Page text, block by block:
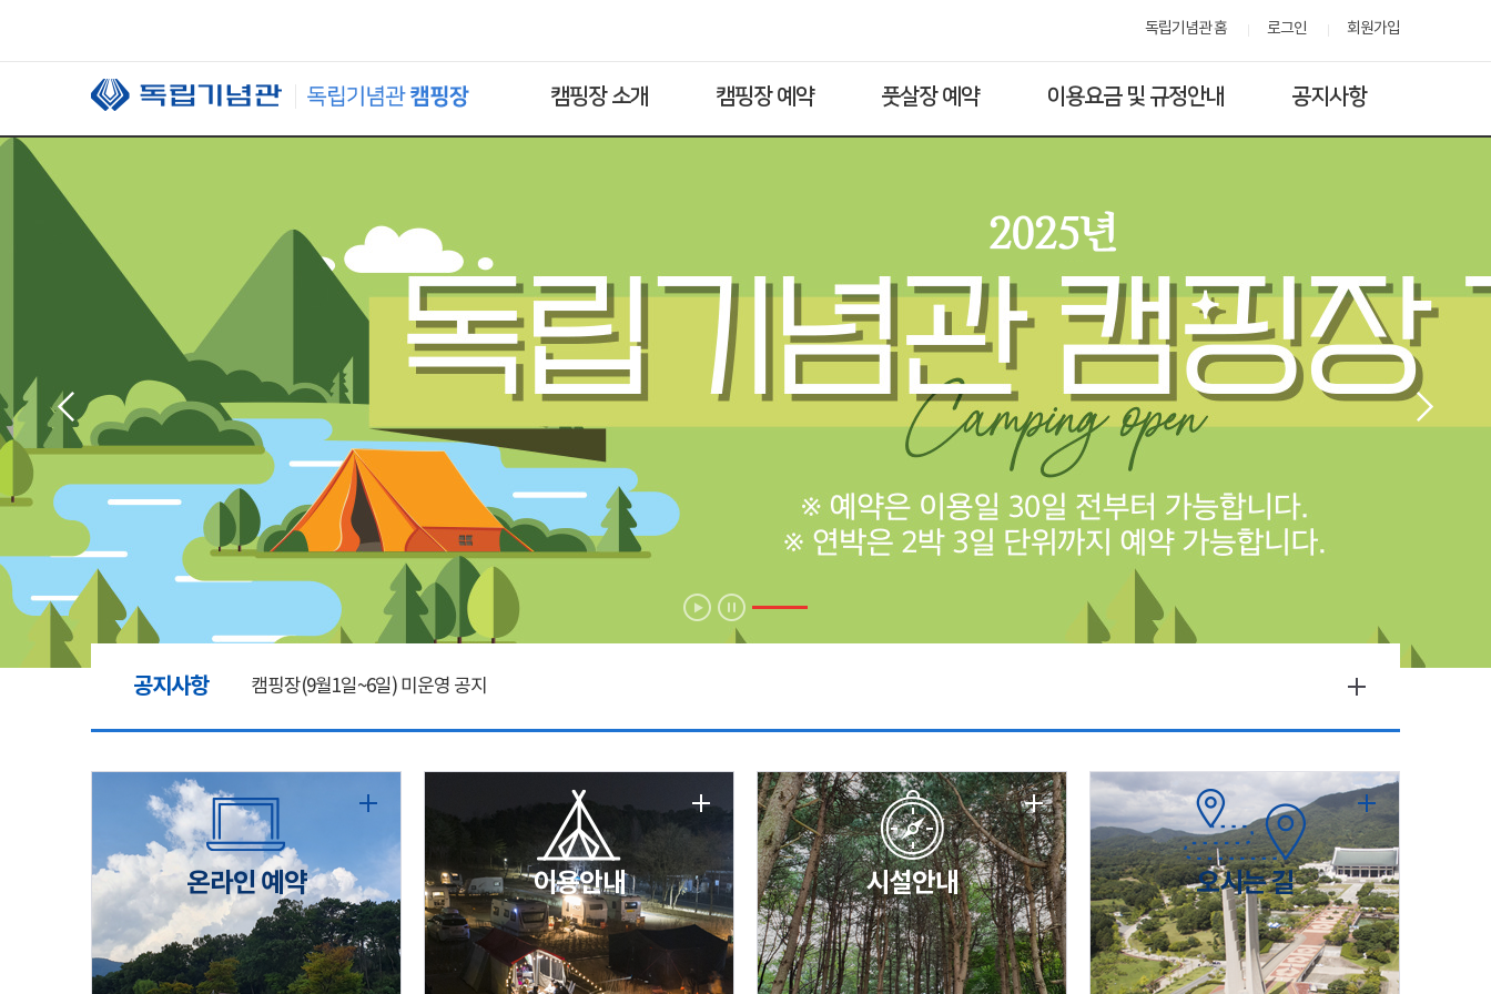
독립기념관 홈 로그인 회원가입
캠핑장 소개 캠핑장 예약 풋살장 예약 이용요금 및 규정안내 공지사항
공지사항 캠핑장(9월1일~6일) 미운영 공지
[6/1]전산시스템 점검 및 안정화에 따른 서비스 이용 제한 안내
2026년 5월 캠핑장 안점 점검의 날 변경 안내
캠핑장(9월1일~6일) 미운영 공지
온라인 예약 이용안내 시설안내 오시는 길